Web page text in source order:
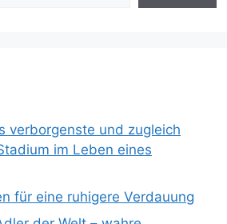
verborgenste und zugleich
im Leben eines
für eine ruhigere Verdauung